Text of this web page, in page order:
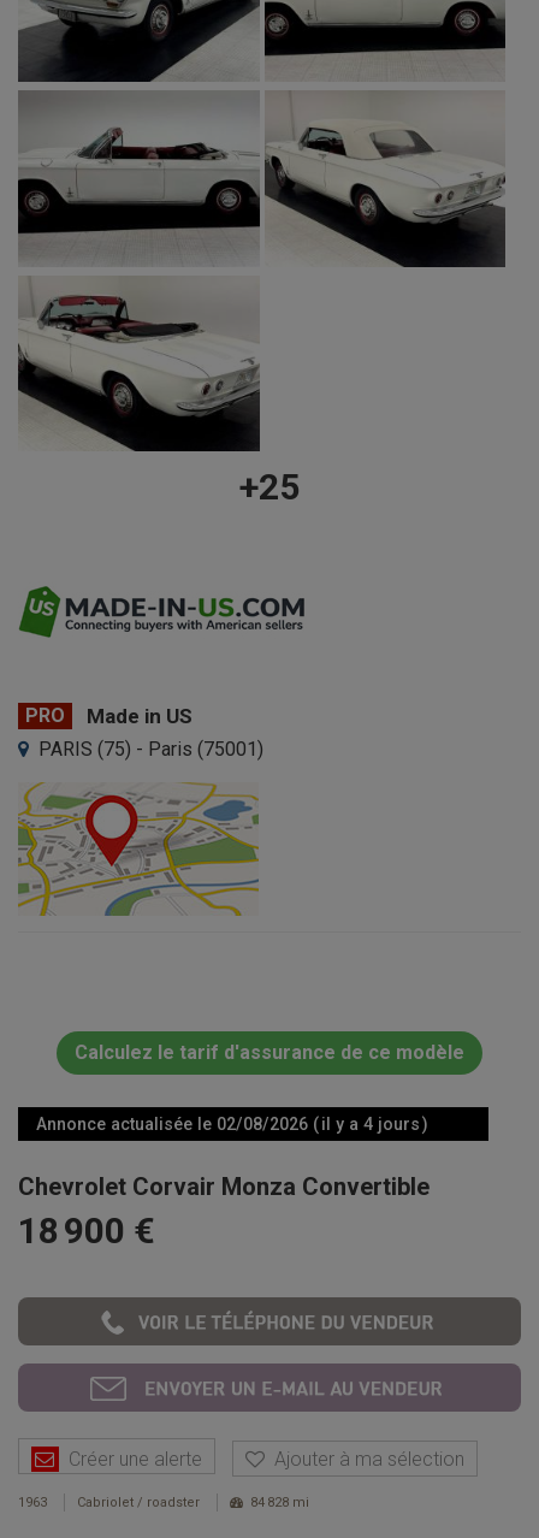
+25
PRO Made in US
PARIS (75) - Paris (75001)
Calculez le tarif d'assurance de ce modèle
Annonce actualisée le 02/08/2026 ( il y a 4 jours )
Chevrolet Corvair Monza Convertible
18 900 €
Créer une alerte Ajouter à ma sélection
1963 Cabriolet / roadster 84 828 mi